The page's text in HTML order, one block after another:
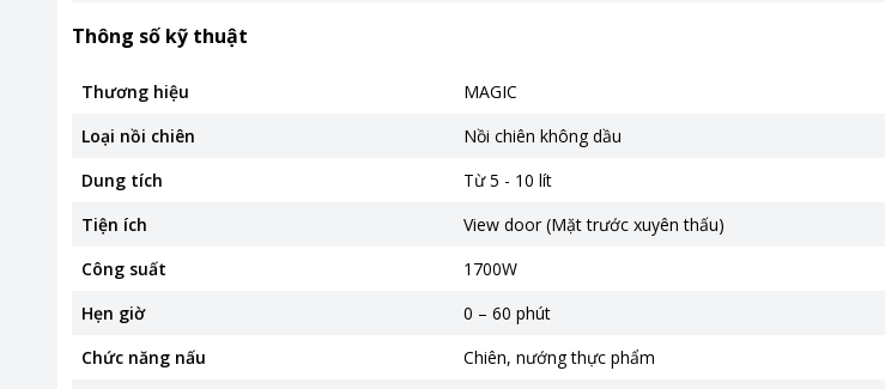
Thông số kỹ thuật
Thương hiệu
MAGIC
Loại nồi chiên
Nồi chiên không dầu
Dung tích
Từ 5 - 10 lít
Tiện ích
View door (Mặt trước xuyên thấu)
Công suất
1700W
Hẹn giờ
0 – 60 phút
Chức năng nấu
Chiên, nướng thực phẩm